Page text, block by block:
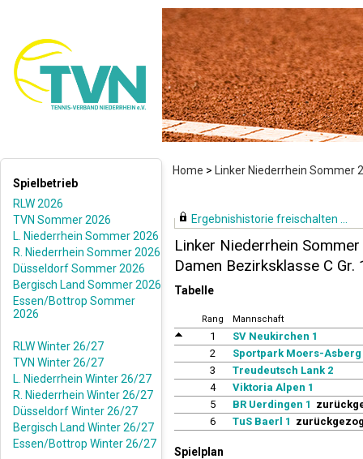
Home >
Linker Niederrhein Sommer
Spielbetrieb
RLW 2026
TVN Sommer 2026
L. Niederrhein Sommer 2026
R. Niederrhein Sommer 2026
Düsseldorf Sommer 2026
Bergisch Land Sommer 2026
Essen/Bottrop Sommer
2026
RLW Winter 26/27
TVN Winter 26/27
L. Niederrhein Winter 26/27
R. Niederrhein Winter 26/27
Düsseldorf Winter 26/27
Bergisch Land Winter 26/27
Essen/Bottrop Winter 26/27
Ergebnishistorie freischalten ...
Linker Niederrhein
Damen Bezirksklasse C Gr.
Tabelle
Rang Mannschaft
1
SV Neukirchen 1
2
Sportpark Moers-Asberg
3
Treudeutsch Lank 2
4
Viktoria Alpen 1
5
BR Uerdingen 1
6
TuS Baerl 1
Spielplan